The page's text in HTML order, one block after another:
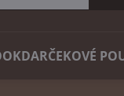
DARČEKOVÉ